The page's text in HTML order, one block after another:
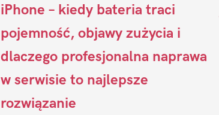
iPhone – kiedy bateria traci
pojemność, objawy zużycia i
dlaczego profesjonalna naprawa
w serwisie to najlepsze
rozwiązanie